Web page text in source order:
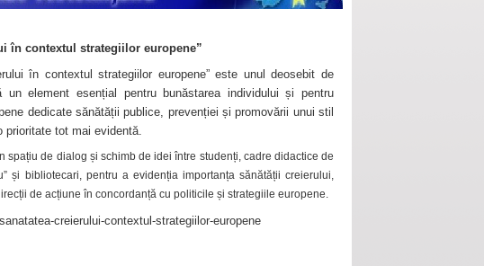
în contextul strategiilor europene”
în contextul strategiilor europene” este unul deosebit de
element esențial pentru bunăstarea individului și pentru
dedicate sănătății publice, prevenției și promovării unui stil
prioritate tot mai evidentă.
de dialog și schimb de idei între studenți, cadre didactice de
și bibliotecari, pentru a evidenția importanța sănătății creierului,
de acțiune în concordanță cu politicile și strategiile europene.
creierului-contextul-strategiilor-europene